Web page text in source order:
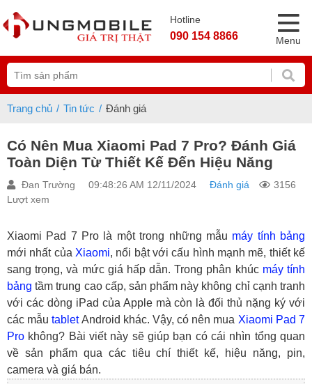
Hotline
090 154 8866 Menu
Trang chủ Tin tức Đánh giá
Có Nên Mua Xiaomi Pad 7 Pro? Đánh Giá
Toàn Diện Từ Thiết Kế Đến Hiệu Năng
Đan Trường 09:48:26 AM 12/11/2024 Đánh giá
3156
Lượt xem
Xiaomi Pad 7 Pro là một trong những mẫu máy tính bảng
mới nhất của Xiaomi, nổi bật với cấu hình mạnh mẽ, thiết kế
sang trọng, và mức giá hấp dẫn. Trong phân khúc máy tính
bảng tầm trung cao cấp, sản phẩm này không chỉ cạnh tranh
với các dòng iPad của Apple mà còn là đối thủ nặng ký với
các mẫutabletAndroid khác. Vậy, có nên mua Xiaomi Pad 7
Pro không? Bài viết này sẽ giúp bạn có cái nhìn tổng quan
về sản phẩm qua các tiêu chí thiết kế, hiệu năng, pin,
camera và giá bán.